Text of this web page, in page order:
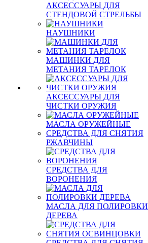
АКСЕССУАРЫ ДЛЯ
СТЕНДОВОЙ СТРЕЛЬБЫ
НАУШНИКИ
МАШИНКИ ДЛЯ
МЕТАНИЯ ТАРЕЛОК
АКСЕССУАРЫ ДЛЯ
ЧИСТКИ ОРУЖИЯ
МАСЛА ОРУЖЕЙНЫЕ
СРЕДСТВА ДЛЯ СНЯТИЯ
РЖАВЧИНЫ
СРЕДСТВА ДЛЯ
ВОРОНЕНИЯ
МАСЛА ДЛЯ ПОЛИРОВКИ
ДЕРЕВА